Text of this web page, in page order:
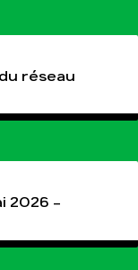
réseau
2026 –